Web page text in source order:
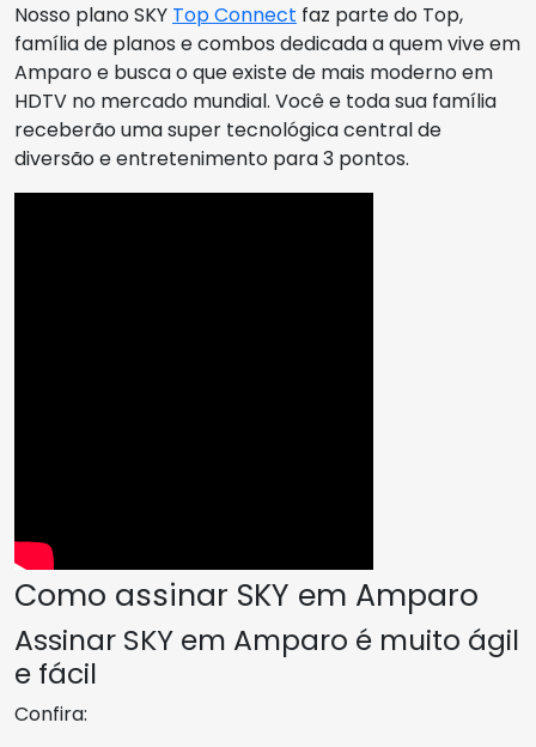
Nosso plano SKY Top Connect faz parte do Top,
família de planos e combos dedicada a quem vive em
Amparo e busca o que existe de mais moderno em
HDTV no mercado mundial. Você e toda sua família
receberão uma super tecnológica central de
diversão e entretenimento para 3 pontos.
Como assinar SKY em Amparo
Assinar SKY em Amparo é muito ágil
e fácil
Confira: